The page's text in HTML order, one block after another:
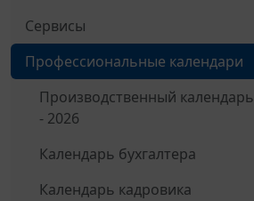
Сервисы
Профессиональные календари
Производственный календарь
- 2026
Календарь бухгалтера
Календарь кадровика